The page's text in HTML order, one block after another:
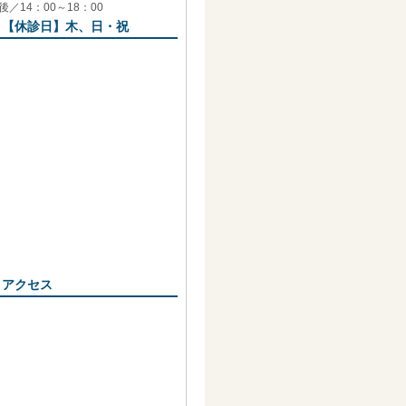
／14：00～18：00
【休診日】木、日・祝
アクセス